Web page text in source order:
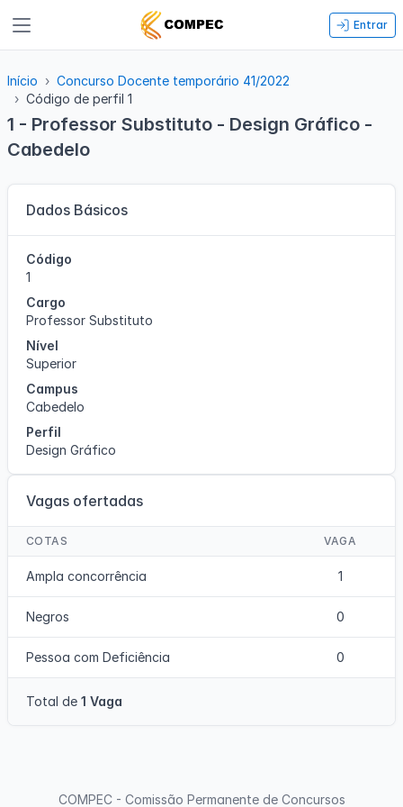
Entrar
Início
Concurso Docente temporário 41/2022
Código de perfil 1
1 - Professor Substituto - Design Gráfico -
Cabedelo
Dados Básicos
Código
1
Cargo
Professor Substituto
Nível
Superior
Campus
Cabedelo
Perfil
Design Gráfico
Vagas ofertadas
COTAS VAGA
Ampla concorrência 1
Negros 0
Pessoa com Deficiência 0
Total de 1 Vaga
COMPEC - Comissão Permanente de Concursos